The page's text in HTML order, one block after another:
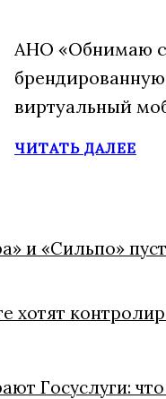
АНО «Обнимаю
виртуальный
ЧИТАТЬ ДАЛЕЕ
и «Сильпо»
Госуслуги: